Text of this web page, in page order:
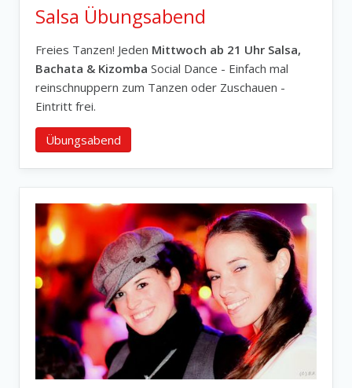
Salsa Übungsabend
Freies Tanzen! Jeden Mittwoch ab 21 Uhr Salsa,
Bachata & Kizomba Social Dance - Einfach mal
reinschnuppern zum Tanzen oder Zuschauen -
Eintritt frei.
Übungsabend